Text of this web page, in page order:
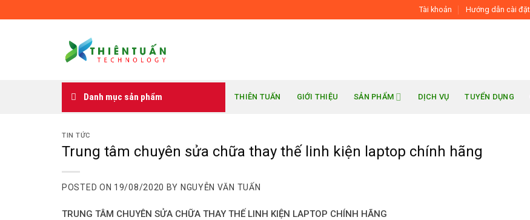
to
Tài khoản Hướng dẫn cài đặt
Danh mục sản phẩm THIÊN TUẤN GIỚI THIỆU SẢN PHẨM DỊCH VỤ TUYỂN DỤNG
TIN TỨC
Trung tâm chuyên sửa chữa thay thế linh kiện laptop chính hãng
POSTED ON 19/08/2020 BY NGUYỄN VĂN TUẤN
TRUNG TÂM CHUYÊN SỬA CHỮA THAY THẾ LINH KIỆN LAPTOP CHÍNH HÃNG